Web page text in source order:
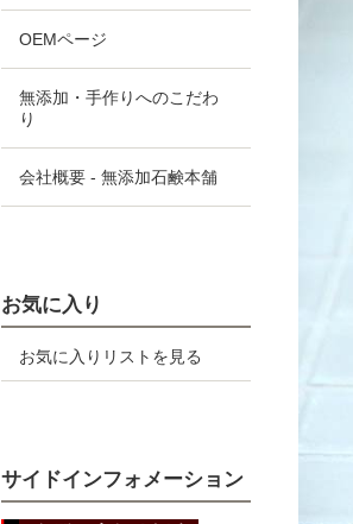
OEMページ
無添加・手作りへのこだわ
り
会社概要 - 無添加石鹸本舗
お気に入り
お気に入りリストを見る
サイドインフォメーション